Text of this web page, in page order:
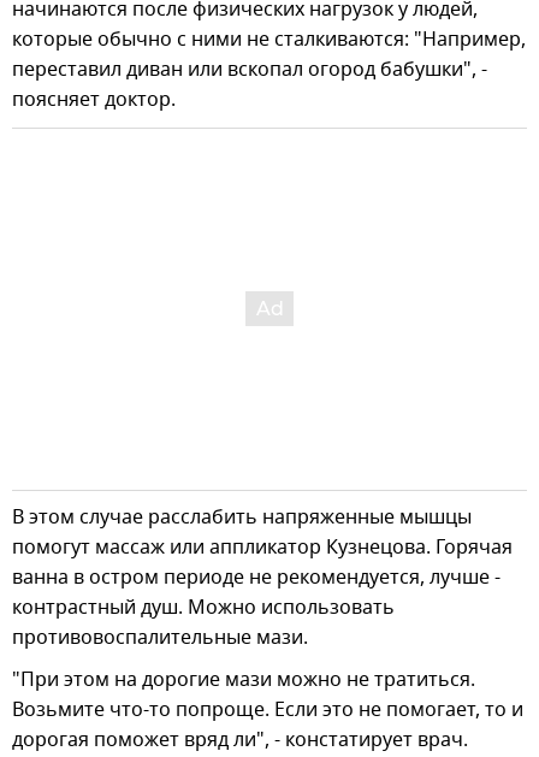
начинаются после физических нагрузок у людей,
которые обычно с ними не сталкиваются: "Например,
переставил диван или вскопал огород бабушки", -
поясняет доктор.
В этом случае расслабить напряженные мышцы
помогут массаж или аппликатор Кузнецова. Горячая
ванна в остром периоде не рекомендуется, лучше -
контрастный душ. Можно использовать
противовоспалительные мази.
"При этом на дорогие мази можно не тратиться.
Возьмите что-то попроще. Если это не помогает, то и
дорогая поможет вряд ли", - констатирует врач.